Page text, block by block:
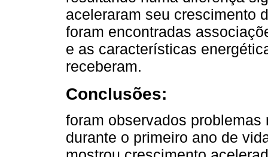
aceleraram seu crescimento
foram encontradas
e as características
receberam.
Conclusões:
foram observados
durante o primeiro ano de